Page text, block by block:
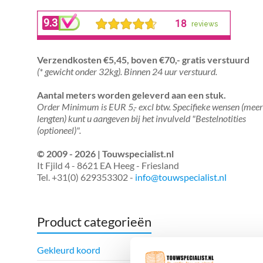
Verzendkosten €5,45, boven €70,- gratis verstuurd
(* gewicht onder 32kg). Binnen 24 uur verstuurd.
Aantal meters worden geleverd aan een stuk.
Order Minimum is EUR 5,- excl btw. Specifieke wensen
lengten) kunt u aangeven bij het invulveld "Bestelnotities
(optioneel)".
© 2009 - 2026 | Touwspecialist.nl
It Fjild 4 - 8621 EA Heeg - Friesland
Tel. +31(0) 629353302 - info@touwspecialist.nl
Product categorieën
Gekleurd koord